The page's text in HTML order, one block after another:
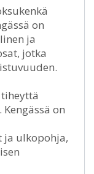
on
ja
jotka
on
ja ulkopohja,